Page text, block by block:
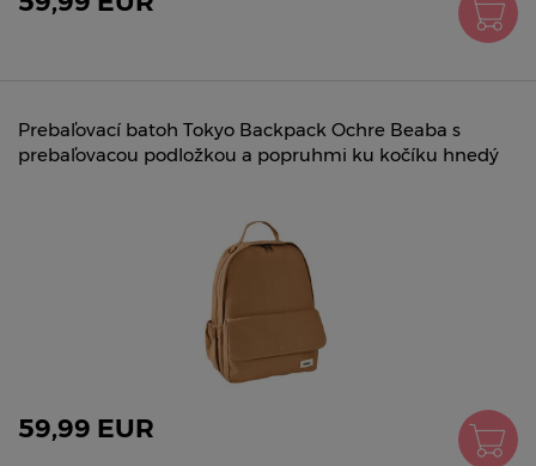
Prebaľovací batoh Tokyo Backpack Ochre Beaba s
prebaľovacou podložkou a popruhmi ku kočíku hnedý
59,99 EUR